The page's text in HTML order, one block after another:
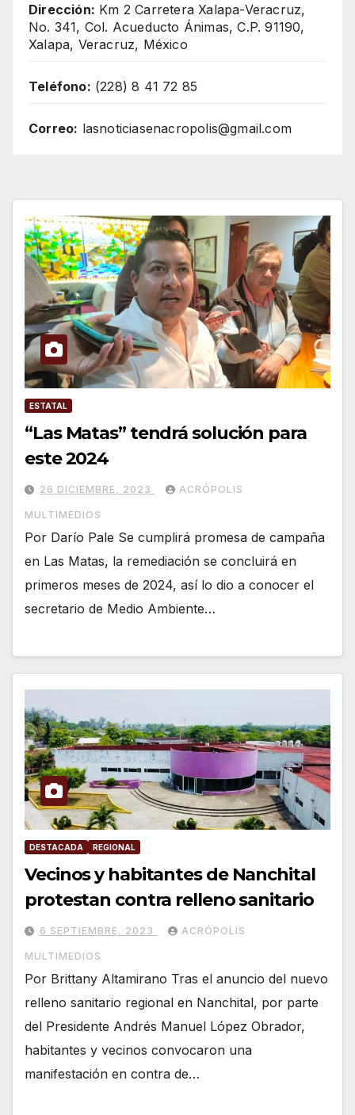
Dirección: Km 2 Carretera Xalapa-Veracruz,
No. 341, Col. Acueducto Ánimas, C.P. 91190,
Xalapa, Veracruz, México
Teléfono: (228) 8 41 72 85
Correo: lasnoticiasenacropolis@gmail.com
ESTATAL
“Las Matas” tendrá solución para
este 2024
26 DICIEMBRE, 2023 ACRÓPOLIS
MULTIMEDIOS
Por Darío Pale Se cumplirá promesa de campaña
en Las Matas, la remediación se concluirá en
primeros meses de 2024, así lo dio a conocer el
secretario de Medio Ambiente…
DESTACADA REGIONAL
Vecinos y habitantes de Nanchital
protestan contra relleno sanitario
6 SEPTIEMBRE, 2023 ACRÓPOLIS
MULTIMEDIOS
Por Brittany Altamirano Tras el anuncio del nuevo
relleno sanitario regional en Nanchital, por parte
del Presidente Andrés Manuel López Obrador,
habitantes y vecinos convocaron una
manifestación en contra de…